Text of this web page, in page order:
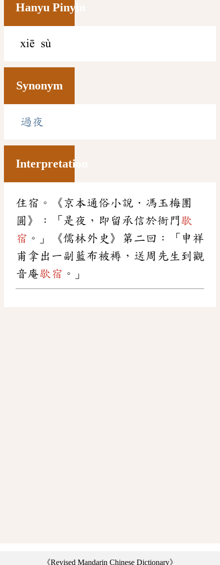
Hanyu Pinyin
xiē sù
Synonym
過夜
Interpretation
住宿。《京本通俗小說．馮玉梅團
圓》：「是夜，即留承信於衙門 歇
宿 。」《儒林外史》第二回：「申祥
甫拿出一副藍布被褥，送周先生到觀
音庵歇宿 。」
《Revised Mandarin Chinese Dictionary》